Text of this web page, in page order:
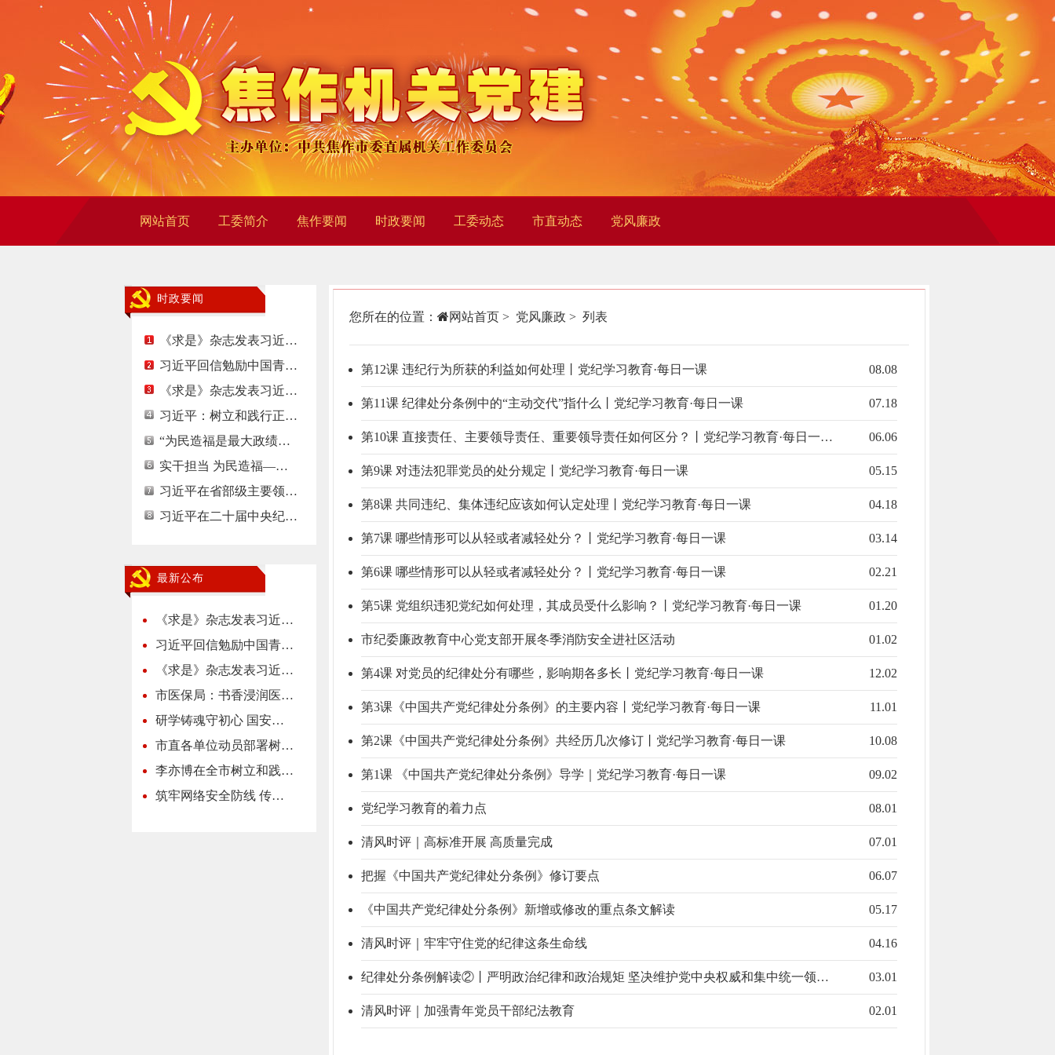
网站首页 工委简介 焦作要闻 时政要闻 工委动态 市直动态 党风廉政
时政要闻
《求是》杂志发表习近…
习近平回信勉励中国青…
《求是》杂志发表习近…
习近平：树立和践行正…
“为民造福是最大政绩…
实干担当 为民造福—…
习近平在省部级主要领…
习近平在二十届中央纪…
最新公布
《求是》杂志发表习近…
习近平回信勉励中国青…
《求是》杂志发表习近…
市医保局：书香浸润医…
研学铸魂守初心 国安…
市直各单位动员部署树…
李亦博在全市树立和践…
筑牢网络安全防线 传…
您所在的位置： 网站首页 > 党风廉政 > 列表
08.08
第12课 违纪行为所获的利益如何处理丨党纪学习教育·每日一课
07.18
第11课 纪律处分条例中的“主动交代”指什么丨党纪学习教育·每日一课
06.06
第10课 直接责任、主要领导责任、重要领导责任如何区分？丨党纪学习教育·每日一…
05.15
第9课 对违法犯罪党员的处分规定丨党纪学习教育·每日一课
04.18
第8课 共同违纪、集体违纪应该如何认定处理丨党纪学习教育·每日一课
03.14
第7课 哪些情形可以从轻或者减轻处分？丨党纪学习教育·每日一课
02.21
第6课 哪些情形可以从轻或者减轻处分？丨党纪学习教育·每日一课
01.20
第5课 党组织违犯党纪如何处理，其成员受什么影响？丨党纪学习教育·每日一课
01.02
市纪委廉政教育中心党支部开展冬季消防安全进社区活动
12.02
第4课 对党员的纪律处分有哪些，影响期各多长丨党纪学习教育·每日一课
11.01
第3课《中国共产党纪律处分条例》的主要内容丨党纪学习教育·每日一课
10.08
第2课《中国共产党纪律处分条例》共经历几次修订丨党纪学习教育·每日一课
09.02
第1课 《中国共产党纪律处分条例》导学｜党纪学习教育·每日一课
08.01
党纪学习教育的着力点
07.01
清风时评｜高标准开展 高质量完成
06.07
把握《中国共产党纪律处分条例》修订要点
05.17
《中国共产党纪律处分条例》新增或修改的重点条文解读
04.16
清风时评｜牢牢守住党的纪律这条生命线
03.01
纪律处分条例解读②丨严明政治纪律和政治规矩 坚决维护党中央权威和集中统一领…
02.01
清风时评｜加强青年党员干部纪法教育